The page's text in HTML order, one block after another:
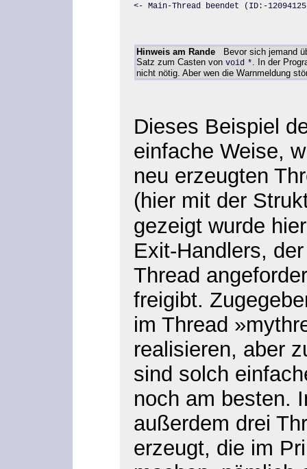
<- Main-Thread beendet (ID:-
Hinweis am RandeBevor sich jemand
Satz zum Casten von void *. In der
nicht nötig. Aber wen die Warnmeldung
Dieses Beispiel
einfache Weise,
neu erzeugten
(hier mit der
gezeigt wurde
Exit-Handlers,
Thread
freigibt.
im Thread
realisieren, aber
sind solch
noch am besten.
außerdem drei
erzeugt, die im